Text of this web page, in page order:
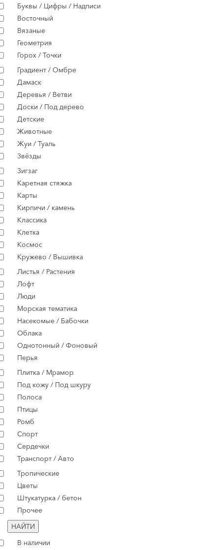
Буквы / Цифры / Надписи
Восточный
Вязаные
Геометрия
Горох / Точки
Градиент / Омбре
Дамаск
Деревья / Ветви
Доски / Под дерево
Детские
Животные
Жуи / Туаль
Звёзды
Зигзаг
Каретная стяжка
Карты
Кирпичи / камень
Классика
Клетка
Космос
Кружево / Вышивка
Листья / Растения
Лофт
Люди
Морская тематика
Насекомые / Бабочки
Облака
Однотонный / Фоновый
Перья
Плитка / Мрамор
Под кожу / Под шкуру
Полоса
Птицы
Ромб
Спорт
Сердечки
Транспорт / Авто
Тропические
Цветы
Штукатурка / бетон
Прочее
НАЙТИ
В наличии